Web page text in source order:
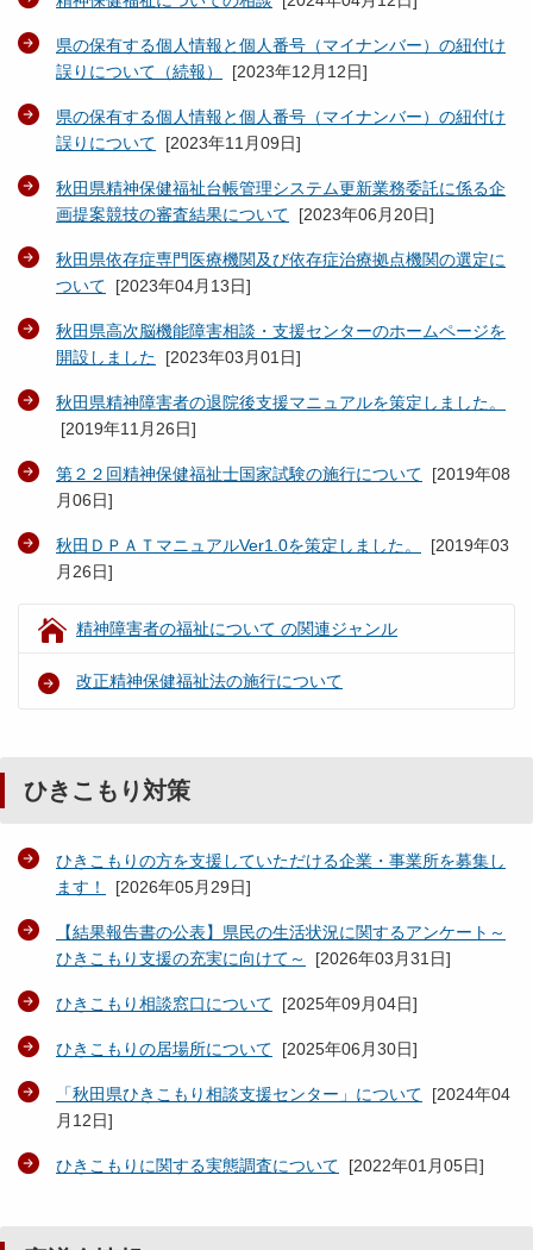
県の保有する個人情報と個人番号（マイナンバー）の紐付け
誤りについて（続報）
[2023年12月12日]
県の保有する個人情報と個人番号（マイナンバー）の紐付け
誤りについて [2023年11月09日]
秋田県精神保健福祉台帳管理システム更新業務委託に係る企
画提案競技の審査結果について [2023年06月20日]
秋田県依存症専門医療機関及び依存症治療拠点機関の選定に
ついて [2023年04月13日]
秋田県高次脳機能障害相談・支援センターのホームページを
開設しました [2023年03月01日]
秋田県精神障害者の退院後支援マニュアルを策定しました。
[2019年11月26日]
第２２回精神保健福祉士国家試験の施行について [2019年08
月06日]
秋田ＤＰＡＴマニュアルVer1.0を策定しました。 [2019年03
月26日]
精神障害者の福祉について の関連ジャンル
改正精神保健福祉法の施行について
ひきこもり対策
ひきこもりの方を支援していただける企業・事業所を募集し
ます！
[2026年05月29日]
【結果報告書の公表】県民の生活状況に関するアンケート～
ひきこもり支援の充実に向けて～
[2026年03月31日]
ひきこもり相談窓口について [2025年09月04日]
ひきこもりの居場所について [2025年06月30日]
「秋田県ひきこもり相談支援センター」について [2024年04
月12日]
ひきこもりに関する実態調査について [2022年01月05日]